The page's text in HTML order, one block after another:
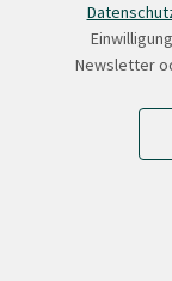
Newsletter